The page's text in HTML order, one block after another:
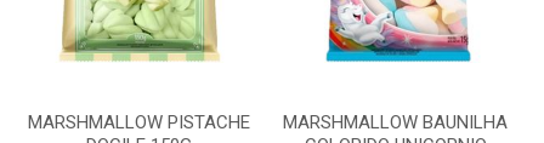
MARSHMALLOW PISTACHE
MARSHMALLOW BAUNILHA